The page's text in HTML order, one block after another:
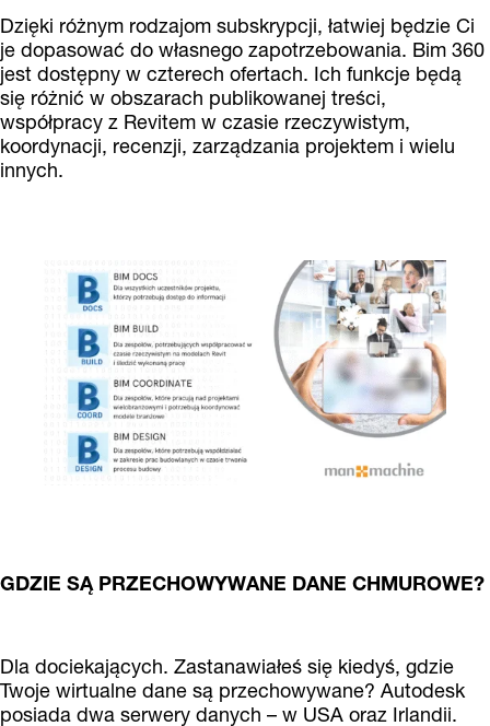
Dzięki różnym rodzajom subskrypcji, łatwiej będzie Ci
je dopasować do własnego zapotrzebowania. Bim 360
jest dostępny w czterech ofertach. Ich funkcje będą
się różnić w obszarach publikowanej treści,
współpracy z Revitem w czasie rzeczywistym,
koordynacji, recenzji, zarządzania projektem i wielu
innych.
GDZIE SĄ PRZECHOWYWANE DANE CHMUROWE?
Dla dociekających. Zastanawiałeś się kiedyś, gdzie
Twoje wirtualne dane są przechowywane? Autodesk
posiada dwa serwery danych – w USA oraz Irlandii.